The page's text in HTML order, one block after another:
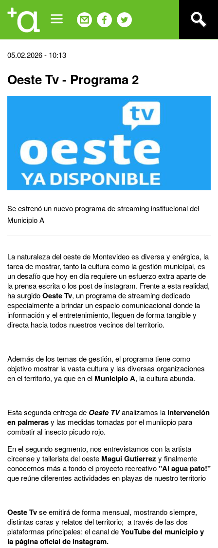
Jump
navigation
Back
top
05.02.2026 - 10:13
Oeste Tv - Programa 2
Se estrenó un nuevo programa de streaming institucional del
Municipio A
La naturaleza del oeste de Montevideo es diversa y enérgica, la
tarea de mostrar, tanto la cultura como la gestión municipal, es
un desafío que hoy en día requiere un esfuerzo extra aparte de
la prensa escrita o los post de instagram. Frente a esta realidad,
ha surgidoOeste Tv, un programa de streaming dedicado
especialmente a brindar un espacio comunicacional donde la
información y el entretenimiento, lleguen de forma tangible y
directa hacia todos nuestros vecinos del territorio.
Además de los temas de gestión, el programa tiene como
objetivo mostrar la vasta cultura y las diversas organizaciones
en el territorio, ya que en el Municipio A, la cultura abunda.
Esta segunda entrega de Oeste TVanalizamos la intervención
en palmerasy las medidas tomadas por el muniicpio para
combatir al insecto picudo rojo.
En el segundo segmento, nos entrevistamos con la artista
circense y tallerista del oeste Magui Gutierrez y finalmente
conocemos más a fondo el proyecto recreativo"Al agua pato!"
que reúne diferentes actividades en playas de nuestro territorio
Oeste Tvse emitirá de forma mensual, mostrando siempre,
distintas caras y relatos del territorio; a través de las dos
plataformas principales: el canal deYouTube del municipio y
la página oficial de Instagram.